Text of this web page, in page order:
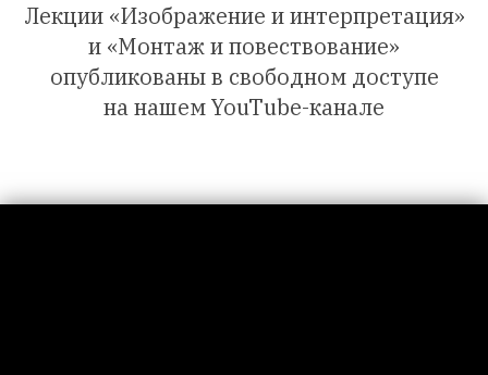
Лекции «Изображение и интерпретация»
и «Монтаж и повествование»
опубликованы в свободном доступе
на нашем YouTube-канале